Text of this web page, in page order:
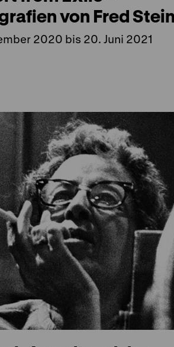
von Fred Stein
2020 bis 20. Juni 2021